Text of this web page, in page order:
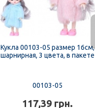
Кукла 00103-05 размер 16см,
шарнирная, 3 цвета, в пакете
00103-05
117,39 грн.